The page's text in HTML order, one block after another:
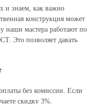
и знаем, как важно
конструкция может
наши мастера работают по
Это позволяет давать
без комиссии. Если
скидку 3%.